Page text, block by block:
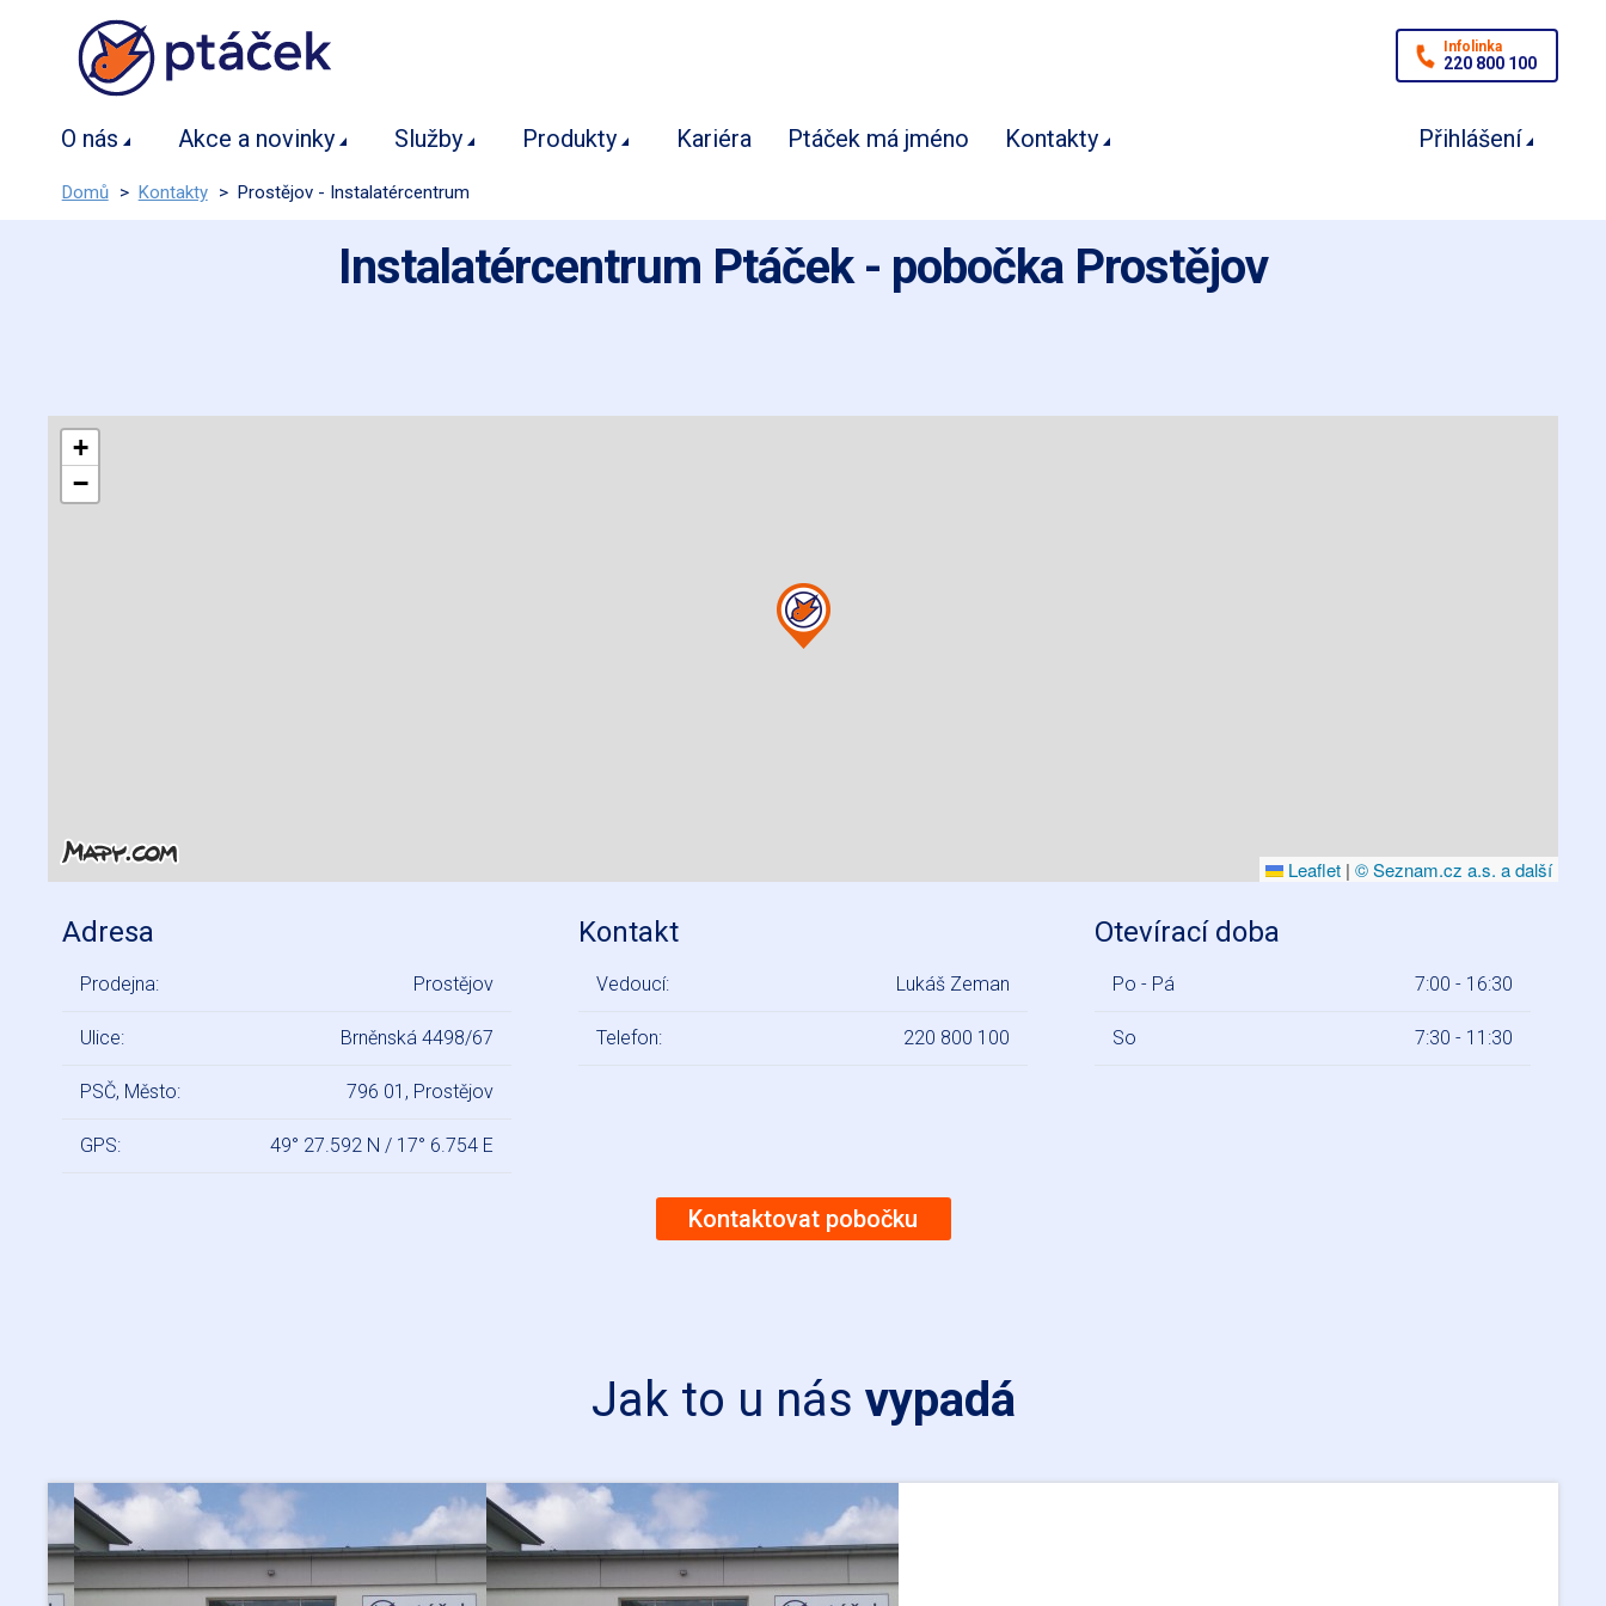
Infolinka
220 800 100
Přihlášení
O nás Akce a novinky Služby Produkty Kariéra Ptáček má jméno Kontakty
Domů > Kontakty > Prostějov - Instalatércentrum
Instalatércentrum Ptáček - pobočka Prostějov
+
−
Leaflet | © Seznam.cz a.s. a další
Adresa
Prodejna: Prostějov
Ulice: Brněnská 4498/67
PSČ, Město: 796 01, Prostějov
GPS: 49° 27.592 N / 17° 6.754 E
Kontakt
Vedoucí: Lukáš Zeman
Telefon: 220 800 100
Otevírací doba
Po - Pá 7:00 - 16:30
So 7:30 - 11:30
Kontaktovat pobočku
Jak to u nás vypadá